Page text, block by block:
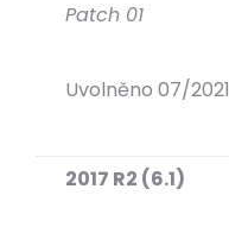
Patch 01
Uvolněno 07/2021
2017 R2 (6.1)